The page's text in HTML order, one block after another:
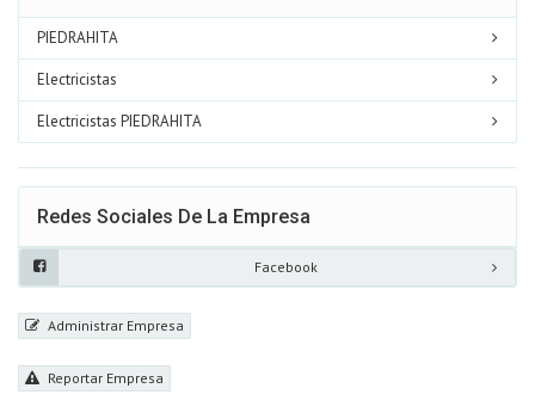
PIEDRAHITA
Electricistas
Electricistas PIEDRAHITA
Redes Sociales De La Empresa
Facebook
Administrar Empresa
Reportar Empresa